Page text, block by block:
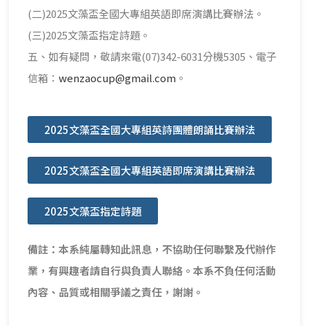
(二)2025文藻盃全國大專組英語即席演講比賽辦法。
(三)2025文藻盃指定詩題。
五、如有疑問，敬請來電(07)342-6031分機5305、電子
信箱： wenzaocup@gmail.com 。
2025文藻盃全國大專組英詩團體朗誦比賽辦法
2025文藻盃全國大專組英語即席演講比賽辦法
2025文藻盃指定詩題
備註：本系純屬轉知此訊息，不協助任何聯繫及代辦作
業，有興趣者請自行與負責人聯絡。本系不負任何活動
內容、品質或相關爭議之責任，謝謝。